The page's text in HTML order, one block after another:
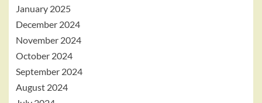
January 2025
December 2024
November 2024
October 2024
September 2024
August 2024